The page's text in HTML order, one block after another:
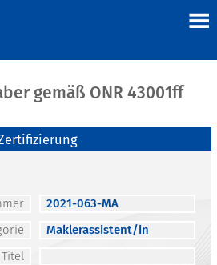
gemäß ONR 43001ff
2021-063-MA
Maklerassistent/in
Titel